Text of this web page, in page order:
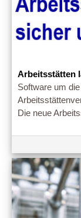
Arbeitsstätten
Software um
Die neue